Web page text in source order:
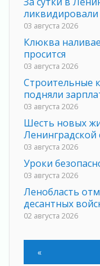
03 августа 2026
Клюква
просится
03 августа 2026
Строительные
подняли
03 августа 2026
Шесть новых
Ленинградской
03 августа 2026
Уроки
03 августа 2026
Ленобласть
десантных
02 августа 2026
Ленобласть
«